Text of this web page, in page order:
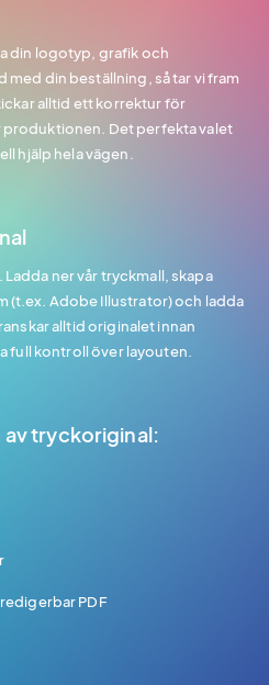
din logotyp, grafik och
din beställning, så tar vi fram
alltid ett korrektur för
produktionen. Det perfekta valet
hjälp hela vägen.
ner vår tryckmall, skapa
(t.ex. Adobe Illustrator) och ladda
alltid originalet innan
full kontroll över layouten.
av tryckoriginal:
PDF